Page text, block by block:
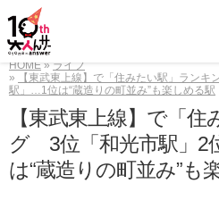
HOME
ライフ
【東武東上線】で「住みたい駅」ラン
駅」…1位は“蔵造りの町並み”も楽しめる駅
【東武東上線】で「
グ 3位「和光市駅」2
は“蔵造りの町並み”も